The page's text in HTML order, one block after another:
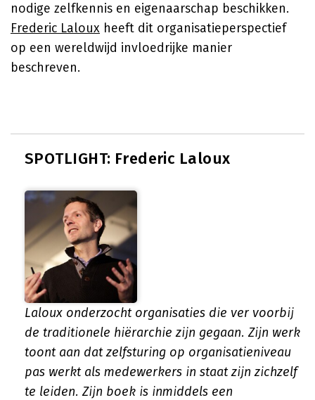
nodige zelfkennis en eigenaarschap beschikken.
Frederic Laloux heeft dit organisatieperspectief
op een wereldwijd invloedrijke manier
beschreven.
SPOTLIGHT: Frederic Laloux
Laloux onderzocht organisaties die ver voorbij
de traditionele hiërarchie zijn gegaan. Zijn werk
toont aan dat zelfsturing op organisatieniveau
pas werkt als medewerkers in staat zijn zichzelf
te leiden. Zijn boek is inmiddels een